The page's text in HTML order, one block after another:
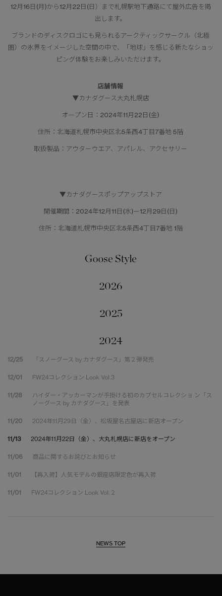
12月16日(月)から12月22日(日）まで札幌駅地下通路にて屋外広告を掲
出します。
ブランドのディスクロゴにも見られるアークティックサークル（北極
圏）の氷界をイメージした空間の中で、「地球」を感じる新たなショッ
ピング体験をお楽しみいただけます。
店舗情報
▼カナダグース大丸札幌店
オープン日：2024年11月22日(金)
住所：北海道札幌市中央区北5条西4丁目7番地 5階
取扱製品：アウターウエア、アパレル、アクセサリー
▼カナダグースポップアップストア
開催期間：2024年12月11日(水)ー12月29日(日)
住所：北海道札幌市中央区北5条西4丁目7番地 1階
Goose Style
2026
2025
2024
12/25 「スノーグース by カナダグース」第２弾発売
12/01 FW24コレクション Look Vol.3
11/28
ハイダー・アッカーマンが手掛ける初のカプセルコレクショ ン「ス
ノーグース by カナダグース」を発表
11/20 2024年11月29日（金）、松坂屋名古屋店に新店オープン
11/13 2024年11月22日（金）、大丸札幌店に新店をオープン
11/06 商品に関するお詫びとお知らせ
11/01 【再入荷】人気モデルの銀座店限定色が再入荷
11/01 FW24コレクション Look Vol.２
NEWS TOP